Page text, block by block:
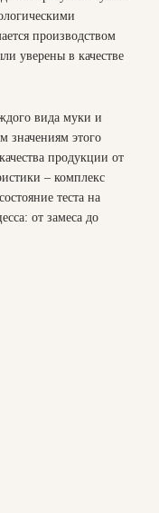
производством
уверены в качестве
вида муки и
значениям этого
продукции от
– комплекс
теста на
от замеса до